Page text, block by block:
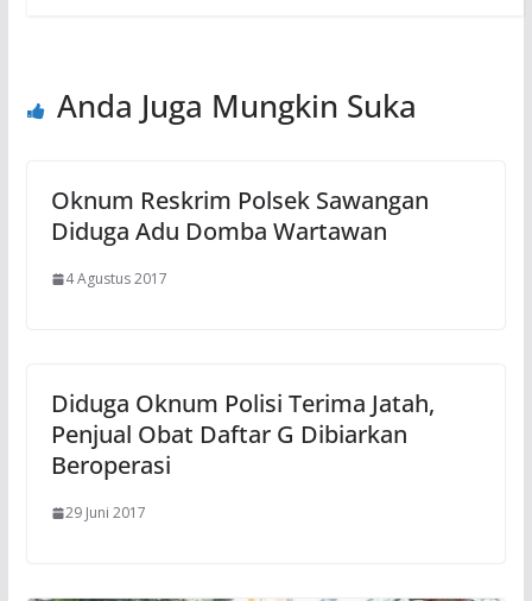
Anda Juga Mungkin Suka
Oknum Reskrim Polsek Sawangan
Diduga Adu Domba Wartawan
4 Agustus 2017
Diduga Oknum Polisi Terima Jatah,
Penjual Obat Daftar G Dibiarkan
Beroperasi
29 Juni 2017